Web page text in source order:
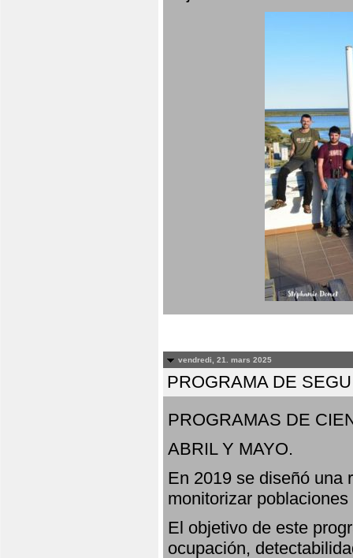
vendredi, 21. mars 2025
PROGRAMA DE
PROGRAMAS DE
ABRIL Y MAYO.
En 2019 se diseñó una
monitorizar
El objetivo de este
ocupación,